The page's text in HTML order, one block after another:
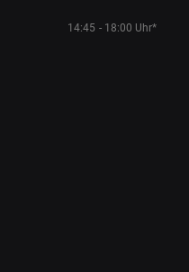
14:45 - 18:00 Uhr*